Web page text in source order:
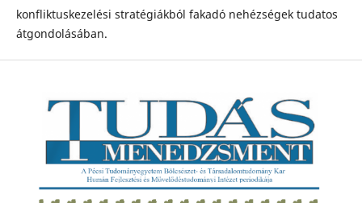
konfliktuskezelési stratégiákból fakadó nehézségek tudatos
átgondolásában.